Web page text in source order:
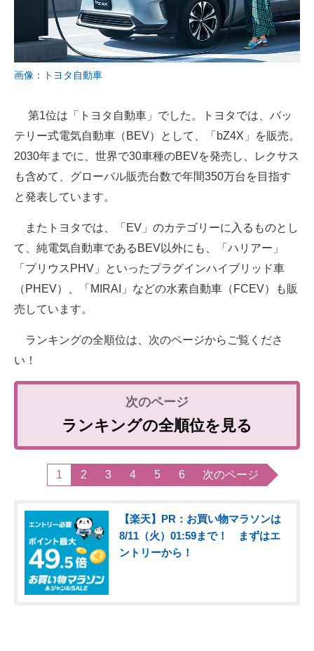
画像：トヨタ自動車
第1位は「トヨタ自動車」でした。トヨタでは、バッ
テリー式電気自動車（BEV）として、「bZ4X」を販売。
2030年までに、世界で30車種のBEVを発売し、レクサス
も含めて、グローバル販売台数で年間350万台を目指す
と発表しています。
またトヨタでは、「EV」のカテゴリーに入るものとし
て、純電気自動車であるBEV以外にも、「ハリアー」
「プリウスPHV」といったプラグインハイブリッド車
（PHEV）、「MIRAI」などの水素自動車（FCEV）も販
売しています。
ランキングの全順位は、次のページからご覧くださ
い！
ランキングの全順位を見る
1 2 3 4 5 6 次のページ
【楽天】PR：お買い物マラソンは
8/11（火）01:59まで！ まずはエ
ントリーから！